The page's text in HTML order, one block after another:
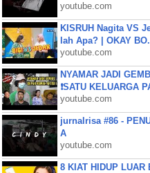
youtube.com
KISRUH Nagita VS
lah Apa? | OKAY
youtube.com
NYAMAR JADI
❗SATU KELUARGA
youtube.com
jurnalrisa #86 -
A
youtube.com
8 KIAT HIDUP LUAR